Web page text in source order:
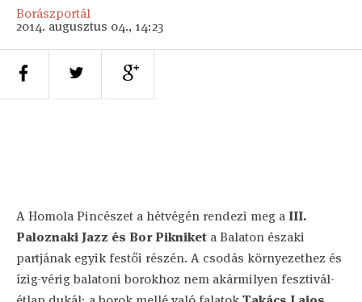
Borászportál
2014. augusztus 04., 14:23
A Homola Pincészet a hétvégén rendezi meg a III.
Paloznaki Jazz és Bor Pikniket a Balaton északi
partjának egyik festői részén. A csodás környezethez és
ízig-vérig balatoni borokhoz nem akármilyen fesztivál-